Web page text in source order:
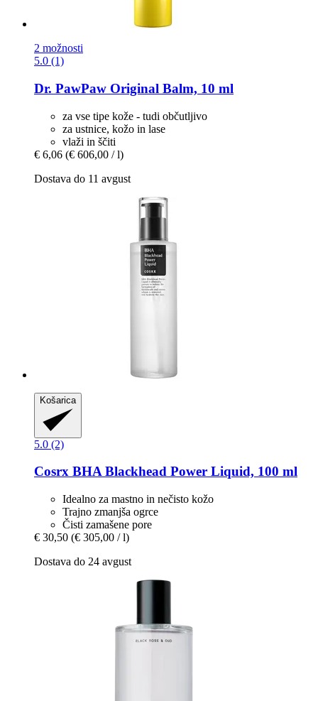
2 možnosti
5.0 (1)
Dr. PawPaw Original Balm, 10 ml
za vse tipe kože - tudi občutljivo
za ustnice, kožo in lase
vlaži in ščiti
€ 6,06 (€ 606,00 / l)
Dostava do 11 avgust
Košarica
5.0 (2)
Cosrx BHA Blackhead Power Liquid, 100 ml
Idealno za mastno in nečisto kožo
Trajno zmanjša ogrce
Čisti zamašene pore
€ 30,50 (€ 305,00 / l)
Dostava do 24 avgust